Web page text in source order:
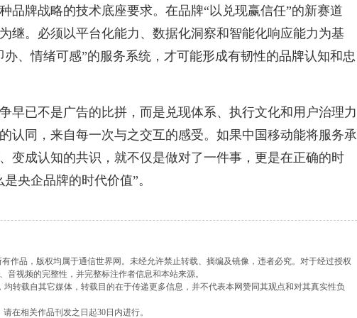
品牌战略的技术底座要求。在品牌“以兑现赢信任”的新赛道
继。必须以平台化能力、数据化洞察和智能化响应能力为基
、情绪可感”的服务系统，才可能形成有韧性的品牌认知和忠
早已不是广告的比拼，而是兑现体系、执行文化和用户治理力
认同，来自每一次与之交互的感受。如果中国移动能将服务承
变成认知的共识，就不仅是做对了一件事，更是在正确的时
央企品牌的时代价值”。
作品，版权均属于通信世界网。未经允许禁止转载、摘编及镜像，违者必究。对于经过授权
视频的完整性，并完整标注作者信息和本站来源。
转载自其它媒体，转载目的在于传递更多信息，并不代表本网赞同其观点和对其真实性负
在相关作品刊发之日起30日内进行。